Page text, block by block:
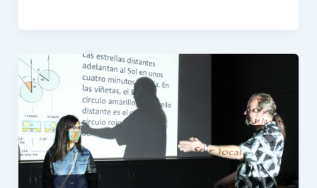
astronómica
que
revolucionó
comuna